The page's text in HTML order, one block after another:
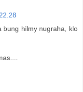
bung hilmy nugraha, klo